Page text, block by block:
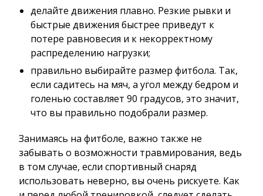
делайте движения плавно. Резкие рывки и
быстрые движения быстрее приведут к
потере равновесия и к некорректному
распределению нагрузки;
правильно выбирайте размер фитбола. Так,
если садитесь на мяч, а угол между бедром и
голенью составляет 90 градусов, это значит,
что вы правильно подобрали размер.
Занимаясь на фитболе, важно также не
забывать о возможности травмирования, ведь
в том случае, если спортивный снаряд
использовать неверно, вы очень рискуете. Как